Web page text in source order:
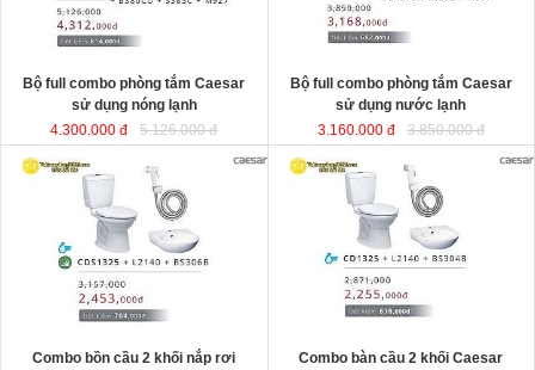
Bộ full combo phòng tắm Caesar
sử dụng nóng lạnh
4.300.000 đ
5.126.000 đ
Bộ full combo phòng tắm Caesar
sử dụng nước lạnh
3.160.000 đ
3.850.000 đ
Combo bồn cầu 2 khối nắp rơi
Combo bàn cầu 2 khối Caesar